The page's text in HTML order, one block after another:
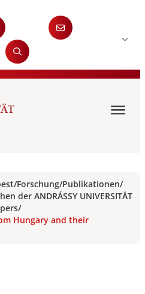
/Forschung/Publikationen/
der ANDRÁSSY UNIVERSITÄT
/
Hungary and their